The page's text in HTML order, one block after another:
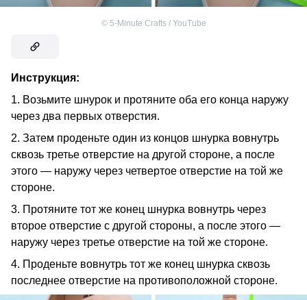
© 5-Minute Crafts / YouTube
Инструкция:
1. Возьмите шнурок и протяните оба его конца наружу
через два первых отверстия.
2. Затем проденьте один из концов шнурка вовнутрь
сквозь третье отверстие на другой стороне, а после
этого — наружу через четвертое отверстие на той же
стороне.
3. Протяните тот же конец шнурка вовнутрь через
второе отверстие с другой стороны, а после этого —
наружу через третье отверстие на той же стороне.
4. Проденьте вовнутрь тот же конец шнурка сквозь
последнее отверстие на противоположной стороне.